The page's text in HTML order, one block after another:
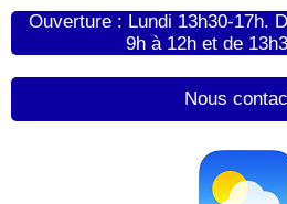
Ouverture : Lundi 13h30-17h.
9h à 12h et de
Nous